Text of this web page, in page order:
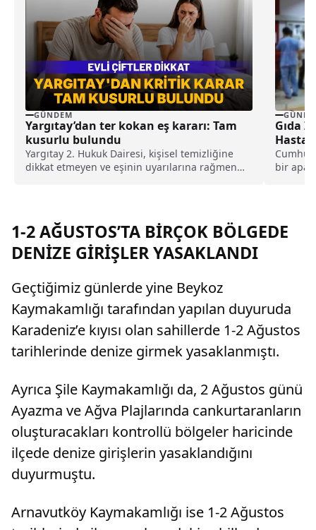
GÜNDEM
Yargıtay’dan ter kokan eş kararı: Tam
kusurlu bulundu
Yargıtay 2. Hukuk Dairesi, kişisel temizliğine
dikkat etmeyen ve eşinin uyarılarına rağmen
lira tazminat ödemesine karar verildi.
Gıda
bir
1-2 AĞUSTOS’TA BİRÇOK BÖLGEDE
DENİZE GİRİŞLER YASAKLANDI
Geçtiğimiz günlerde yine Beykoz
Kaymakamlığı tarafından yapılan duyuruda
Karadeniz’e kıyısı olan sahillerde 1-2 Ağustos
tarihlerinde denize girmek yasaklanmıştı.
Ayrıca Şile Kaymakamlığı da, 2 Ağustos günü
Ayazma ve Ağva Plajlarında cankurtaranların
oluşturacakları kontrollü bölgeler haricinde
ilçede denize girişlerin yasaklandığını
duyurmuştu.
Arnavutköy Kaymakamlığı ise 1-2 Ağustos